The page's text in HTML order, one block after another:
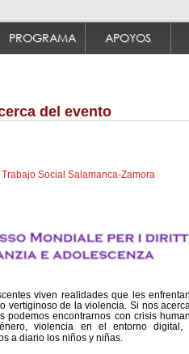
PROGRAMA APOYOS
del evento
Social Salamanca-Zamora
viven realidades que les
vertiginoso de la violencia. Si nos
podemos encontrarnos con crisis
violencia en el entorno digital,
a diario los niños y niñas.